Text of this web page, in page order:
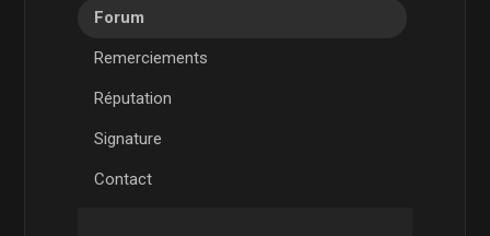
Forum
Remerciements
Réputation
Signature
Contact